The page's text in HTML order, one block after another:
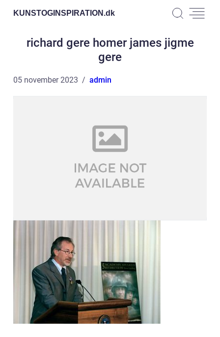
KUNSTOGINSPIRATION.dk
richard gere homer james jigme
gere
05 november 2023 admin